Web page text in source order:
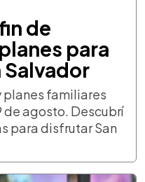
de
para
planes familiares
de agosto. Descubrí
para disfrutar San